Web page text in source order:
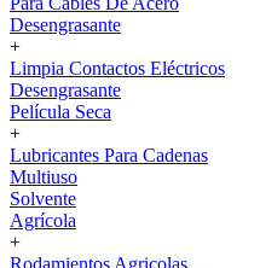
Desengrasante
+
Limpia Contactos Eléctricos
Desengrasante
Película Seca
+
Lubricantes Para Cadenas
Multiuso
Solvente
Agrícola
+
Rodamientos Agricolas